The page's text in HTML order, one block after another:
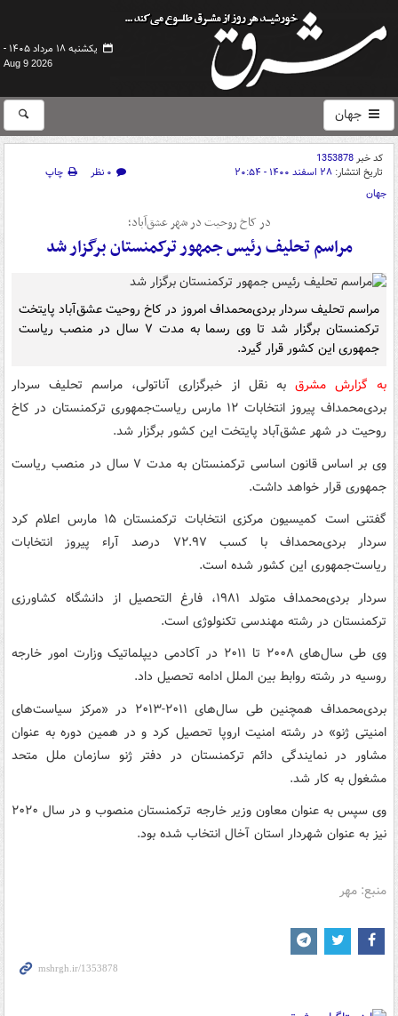
یکشنبه ۱۸ مرداد ۱۴۰۵ -
Aug 9 2026
جهان
کد خبر1353878
تاریخ انتشار: ۲۸ اسفند ۱۴۰۰ - ۲۰:۵۴ ۰ نظر
چاپ
جهان
در کاخ روحیت در شهر عشق‌آباد؛
مراسم تحلیف رئیس جمهور ترکمنستان برگزار شد
مراسم تحلیف سردار بردی‌محمداف امروز در کاخ روحیت عشق‌آباد پایتخت
ترکمنستان برگزار شد تا وی رسما به مدت ۷ سال در منصب ریاست
جمهوری این کشور قرار گیرد.
به گزارش مشرق به نقل از خبرگزاری آناتولی، مراسم تحلیف سردار
بردی‌محمداف پیروز انتخابات ۱۲ مارس ریاست‌جمهوری ترکمنستان در کاخ
روحیت در شهر عشق‌آباد پایتخت این کشور برگزار شد.
وی بر اساس قانون اساسی ترکمنستان به مدت ۷ سال در منصب ریاست
جمهوری قرار خواهد داشت.
گفتنی است کمیسیون مرکزی انتخابات ترکمنستان ۱۵ مارس اعلام کرد
سردار بردی‌محمداف با کسب ۷۲.۹۷ درصد آراء پیروز انتخابات
ریاست‌جمهوری این کشور شده است.
سردار بردی‌محمداف متولد ۱۹۸۱، فارغ التحصیل از دانشگاه کشاورزی
ترکمنستان در رشته مهندسی تکنولوژی است.
وی طی سال‌های ۲۰۰۸ تا ۲۰۱۱ در آکادمی دیپلماتیک وزارت امور خارجه
روسیه در رشته روابط بین الملل ادامه تحصیل داد.
بردی‌محمداف همچنین طی سال‌های ۲۰۱۱-۲۰۱۳ در «مرکز سیاست‌های
امنیتی ژنو» در رشته امنیت اروپا تحصیل کرد و در همین دوره به عنوان
مشاور در نمایندگی دائم ترکمنستان در دفتر ژنو سازمان ملل متحد
مشغول به کار شد.
وی سپس به عنوان معاون وزیر خارجه ترکمنستان منصوب و در سال ۲۰۲۰
نیز به عنوان شهردار استان آخال انتخاب شده بود.
منبع: مهر